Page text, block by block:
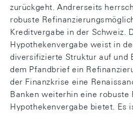
zurückgeht. Andrerseits
robuste
Kreditvergabe in der Schweiz.
Hypothekenvergabe weist in
diversifizierte Struktur auf und
dem Pfandbrief ein
der Finanzkrise eine
Banken weiterhin eine robuste
Hypothekenvergabe bietet. Es